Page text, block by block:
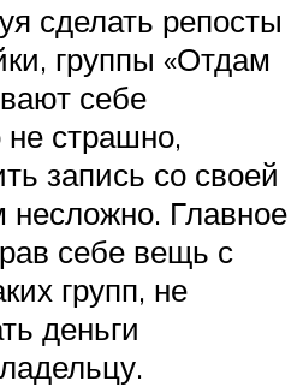
сделать репосты
группы «Отдам
себе
страшно,
запись со своей
несложно. Главное
себе вещь с
групп, не
деньги